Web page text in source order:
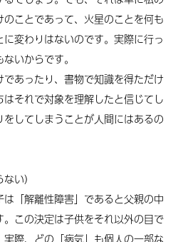
ことであって、火星のことを何も
変わりはないのです。実際に行っ
ないからです。
あったり、書物で知識を得ただけ
はそれで対象を理解したと信じてし
してしまうことが人間にはあるの
い）
「解離性障害」であると父親の中
この決定は子供をそれ以外の目で
際、どの「病気」も個人の一部な